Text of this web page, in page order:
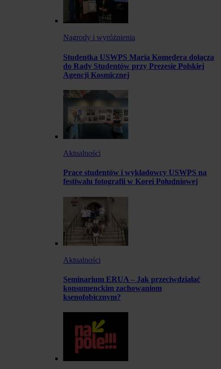
Nagrody i wyróżnienia
Studentka USWPS Maria Komędera dołącza
do Rady Studentów przy Prezesie Polskiej
Agencji Kosmicznej
Aktualności
Prace studentów i wykładowcy USWPS na
festiwalu fotografii w Korei Południowej
Aktualności
Seminarium ERUA – Jak przeciwdziałać
konsumenckim zachowaniom
ksenofobicznym?